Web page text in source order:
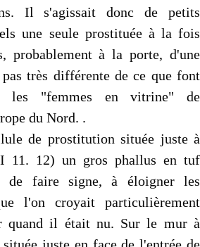
Il s'agissait donc de petits
une seule prostituée à la fois
probablement à la porte, d'une
très différente de ce que font
les "femmes en vitrine" de
du Nord. .
de prostitution située juste à
11. 12) un gros phallus en tuf
de faire signe, à éloigner les
l'on croyait particulièrement
quand il était nu. Sur le mur à